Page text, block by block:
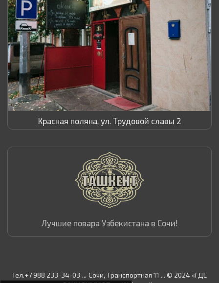
Красная поляна, ул. Трудовой славы 2
Лучшие повара Узбекистана в Сочи!
Тел.+7 988 233-34-03 ... Сочи, Транспортная 11 ... © 2024 «ГДЕ